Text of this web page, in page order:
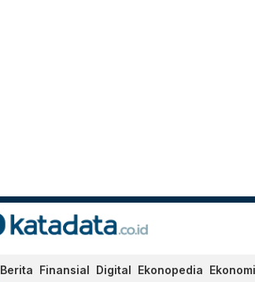
Berita Finansial Digital Ekonopedia